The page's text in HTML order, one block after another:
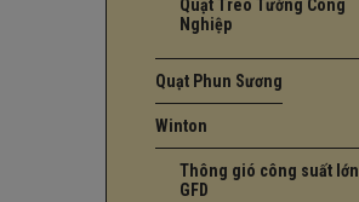
Quạt Treo Tường Công
Nghiệp
Quạt Phun Sương
Winton
Thông gió công suất lớn
GFD